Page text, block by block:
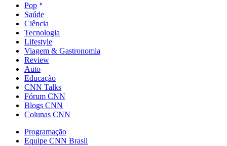
Pop
Saúde
Ciência
Tecnologia
Lifestyle
Viagem & Gastronomia
Review
Auto
Educação
CNN Talks
Fórum CNN
Blogs CNN
Colunas CNN
Programação
Equipe CNN Brasil